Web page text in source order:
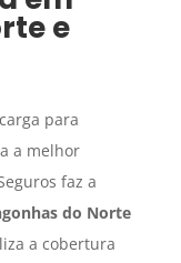
e
para
a melhor
faz a
do Norte
a cobertura